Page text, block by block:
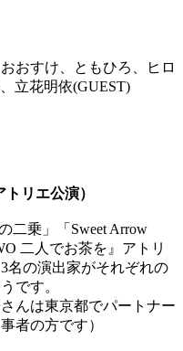
おすけ、ともひろ、ヒロ
立花明依(GUEST)
リエ公演）
乗」「Sweet Arrow
二人でお茶を』アトリ
名の演出家がそれぞれの
です。
んは東京都でパートナー
者の方です）